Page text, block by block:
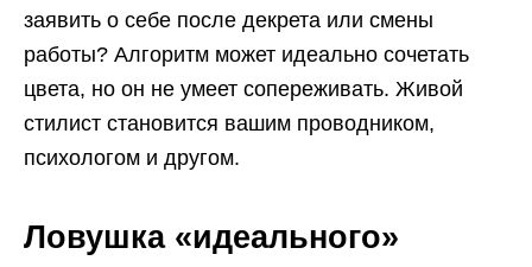
заявить о себе после декрета или смены
работы? Алгоритм может идеально сочетать
цвета, но он не умеет сопереживать. Живой
стилист становится вашим проводником,
психологом и другом.
Ловушка «идеального»